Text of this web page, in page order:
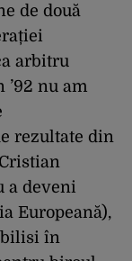
de două
arbitru
nu am
rezultate din
a deveni
Europeană),
în